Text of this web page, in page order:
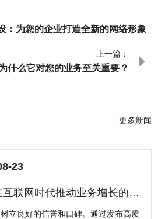
：为您的企业打造全新的网络形象
上一篇：
什么它对您的业务至关重要？

更多新闻
23
联网时代推动业务增长的关
立良好的信誉和口碑。通过发布高质